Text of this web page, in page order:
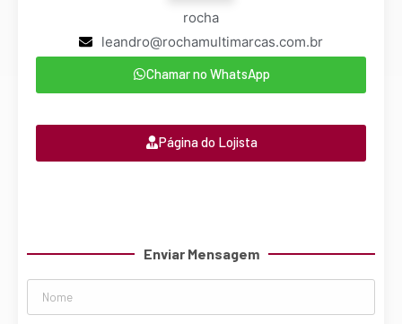
rocha
leandro@rochamultimarcas.com.br
Chamar no WhatsApp
Página do Lojista
Enviar Mensagem